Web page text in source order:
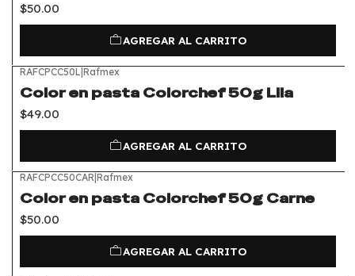
$50.00
AGREGAR AL CARRITO
RAFCPCC50L Rafmex
Color en pasta Colorchef 50g Lila
$49.00
AGREGAR AL CARRITO
RAFCPCC50CAR Rafmex
Color en pasta Colorchef 50g Carne
$50.00
AGREGAR AL CARRITO